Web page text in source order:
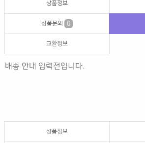
상품정보
상품문의 0
교환정보
배송 안내 입력전입니다.
상품정보